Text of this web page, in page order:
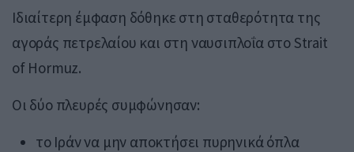
Ιδιαίτερη έμφαση δόθηκε στη σταθερότητα της
αγοράς πετρελαίου και στη ναυσιπλοΐα στο Strait
of Hormuz.
Οι δύο πλευρές συμφώνησαν:
το Ιράν να μην αποκτήσει πυρηνικά όπλα